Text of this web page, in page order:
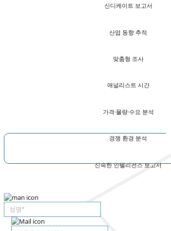
신디케이트 보고서
산업 동향 추적
맞춤형 조사
애널리스트 시간
가격·물량·수요 분석
경쟁 환경 분석
신속한 인텔리전스 보고서